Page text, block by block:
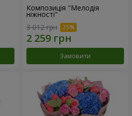
Композиція "Мелодія
ніжності"
3 012 грн
Замовити